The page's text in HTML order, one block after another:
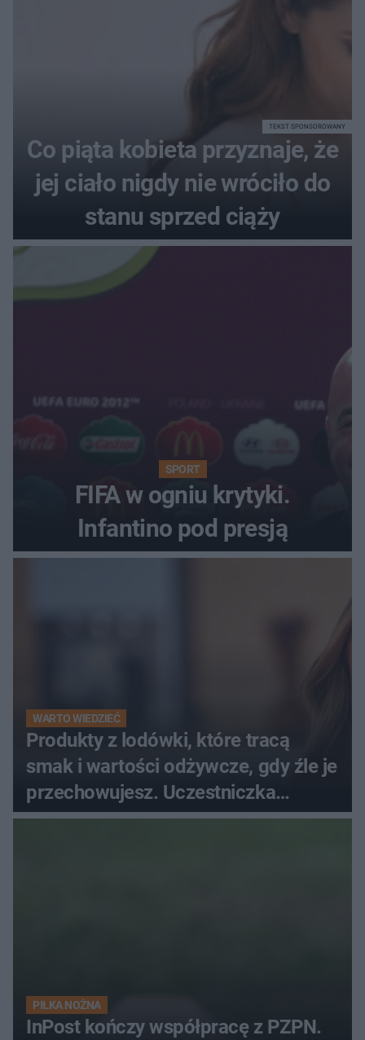
Co piąta kobieta przyznaje, że
jej ciało nigdy nie wróciło do
stanu sprzed ciąży
TEKST SPONSOROWANY
SPORT
FIFA w ogniu krytyki.
Infantino pod presją
WARTO WIEDZIEĆ
Produkty z lodówki, które tracą
smak i wartości odżywcze, gdy źle je
przechowujesz. Uczestniczka
"MasterChefa"
PIŁKA NOŻNA
InPost kończy współpracę z PZPN.